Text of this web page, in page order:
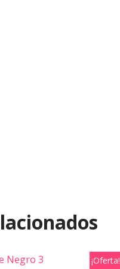
¡Oferta!